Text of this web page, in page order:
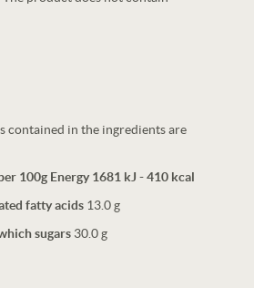
contained in the ingredients are
100g Energy 1681 kJ - 410 kcal
fatty acids 13.0 g
sugars 30.0 g